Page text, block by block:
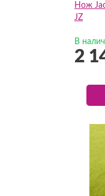
Нож
JZ
В
2